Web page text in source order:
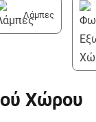
Λάμπες
Χώρου